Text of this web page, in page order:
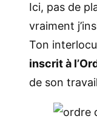
Ici, pas de
vraiment
Ton
inscrit à
de son